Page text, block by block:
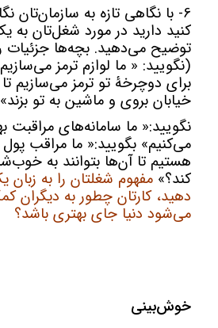
6- با نگاهی تازه به سازمان‌تان
توضیح می‌دهید. بچه‌ها جزئیات
(نگویید: « ما لوازم ترمز
برای دوچرخۀ تو ترمز می‌سازیم
خیابان بروی و ماشین به تو بزند»
نگویید:« ما سامانه‌های مراقبت
می‌کنیم» بگویید:« ما مراقب پول
هستیم تا آن‌ها بتوانند به
کند؟» مفهوم شغلتان را به
دهید، کارتان چطور به دیگران
می‌شود دنیا جای بهتری باشد؟
خوش‌بینی